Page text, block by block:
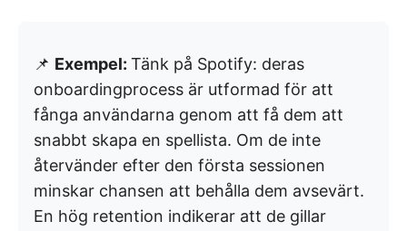
📌 Exempel: Tänk på Spotify: deras
onboardingprocess är utformad för att
fånga användarna genom att få dem att
snabbt skapa en spellista. Om de inte
återvänder efter den första sessionen
minskar chansen att behålla dem avsevärt.
En hög retention indikerar att de gillar